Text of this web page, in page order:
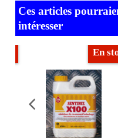
Ces articles
intéresser
En